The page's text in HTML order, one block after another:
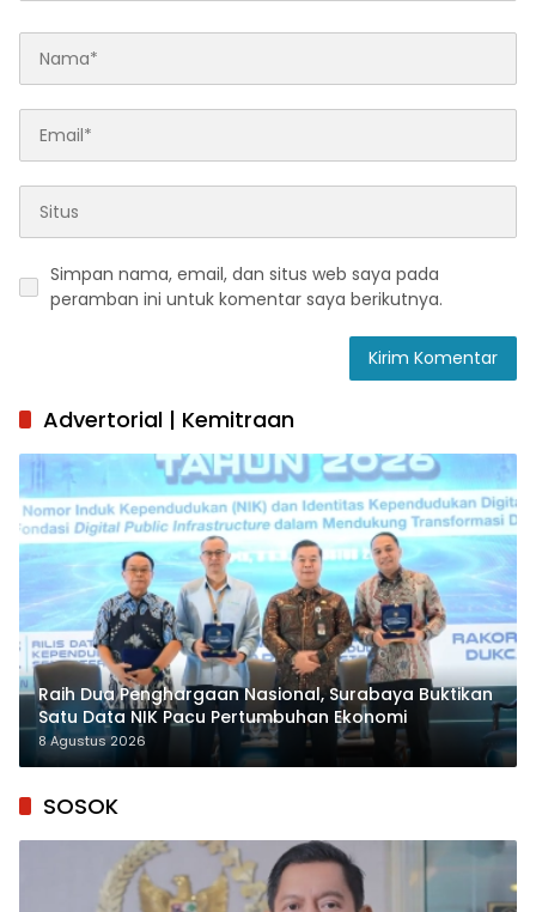
Simpan nama, email, dan situs web saya pada
peramban ini untuk komentar saya berikutnya.
Advertorial | Kemitraan
Raih Dua Penghargaan Nasional, Surabaya Buktikan
Satu Data NIK Pacu Pertumbuhan Ekonomi
8 Agustus 2026
SOSOK